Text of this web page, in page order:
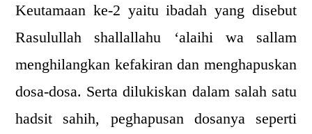
Keutamaan ke-2 yaitu ibadah yang disebut
Rasulullah shallallahu ‘alaihi wa sallam
menghilangkan kefakiran dan menghapuskan
dosa-dosa. Serta dilukiskan dalam salah satu
hadsit sahih, peghapusan dosanya seperti